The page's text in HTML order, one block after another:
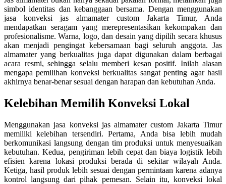
simbol identitas dan kebanggaan bersama. Dengan menggunakan
jasa konveksi jas almamater custom Jakarta Timur, Anda
mendapatkan seragam yang merepresentasikan kekompakan dan
profesionalisme. Warna, logo, dan desain yang dipilih secara khusus
akan menjadi pengingat kebersamaan bagi seluruh anggota. Jas
almamater yang berkualitas juga dapat digunakan dalam berbagai
acara resmi, sehingga selalu memberi kesan positif. Inilah alasan
mengapa pemilihan konveksi berkualitas sangat penting agar hasil
akhirnya benar-benar sesuai dengan harapan dan kebutuhan Anda.
Kelebihan Memilih Konveksi Lokal
Menggunakan jasa konveksi jas almamater custom Jakarta Timur
memiliki kelebihan tersendiri. Pertama, Anda bisa lebih mudah
berkomunikasi langsung dengan tim produksi untuk menyesuaikan
kebutuhan. Kedua, pengiriman lebih cepat dan biaya logistik lebih
efisien karena lokasi produksi berada di sekitar wilayah Anda.
Ketiga, hasil produk lebih sesuai dengan permintaan karena adanya
kontrol langsung dari pihak pemesan. Selain itu, konveksi lokal